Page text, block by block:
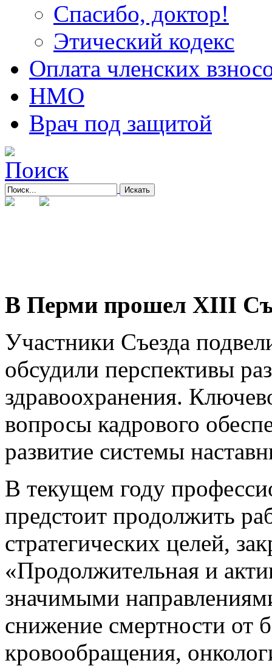
Спасибо, доктор!
Этический кодекс
Оплата членских
НМО
Врач под защитой
В Перми прошел XIII
Участники Съезда
обсудили перспективы
здравоохранения.
вопросы кадрового
развитие системы
В текущем году
предстоит продолжить
стратегических целей,
«Продолжительная и
значимыми
снижение смертности от
кровообращения,